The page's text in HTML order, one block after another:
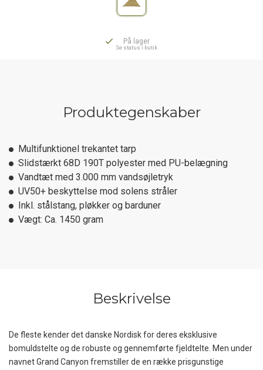
På lager
Se status i butik
Produktegenskaber
Multifunktionel trekantet tarp
Slidstærkt 68D 190T polyester med PU-belægning
Vandtæt med 3.000 mm vandsøjletryk
UV50+ beskyttelse mod solens stråler
Inkl. stålstang, pløkker og barduner
Vægt: Ca. 1450 gram
Beskrivelse
De fleste kender det danske Nordisk for deres eksklusive
bomuldstelte og de robuste og gennemførte fjeldtelte. Men under
navnet Grand Canyon fremstiller de en række prisgunstige